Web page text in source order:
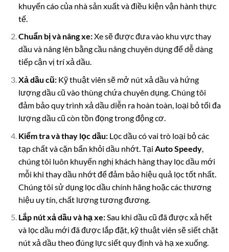
khuyến cáo của nhà sản xuất và điều kiện vận hành thực
tế.
Chuẩn bị và nâng xe:Xe sẽ được đưa vào khu vực thay
dầu và nâng lên bằng cầu nâng chuyên dụng để dễ dàng
tiếp cận vị trí xả dầu.
Xả dầu cũ:Kỹ thuật viên sẽ mở nút xả dầu và hứng
lượng dầu cũ vào thùng chứa chuyên dụng. Chúng tôi
đảm bảo quy trình xả dầu diễn ra hoàn toàn, loại bỏ tối đa
lượng dầu cũ còn tồn đọng trong động cơ.
Kiểm tra và thay lọc dầu:Lọc dầu có vai trò loại bỏ các
tạp chất và cặn bẩn khỏi dầu nhớt. Tại Auto Speedy,
chúng tôi luôn khuyến nghị khách hàng thay lọc dầu mới
mỗi khi thay dầu nhớt để đảm bảo hiệu quả lọc tốt nhất.
Chúng tôi sử dụng lọc dầu chính hãng hoặc các thương
hiệu uy tín, chất lượng tương đương.
Lắp nút xả dầu và hạ xe:Sau khi dầu cũ đã được xả hết
và lọc dầu mới đã được lắp đặt, kỹ thuật viên sẽ siết chặt
nút xả dầu theo đúng lực siết quy định và hạ xe xuống.